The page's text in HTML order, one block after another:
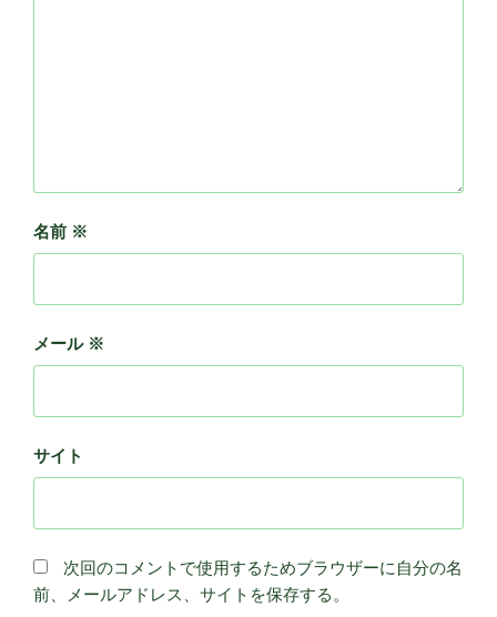
名前 ※
メール ※
サイト
次回のコメントで使用するためブラウザーに自分の名
前、メールアドレス、サイトを保存する。